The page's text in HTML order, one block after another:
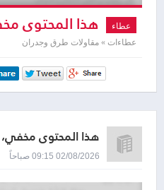
عطاء هذا المحتوى
لمشاهدته
عطاءات » مقاولات طرق وجدران
هذا المحتوى
02/08/2026 09:15 صباحاً